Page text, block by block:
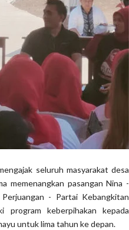
seluruh masyarakat desa
memenangkan pasangan Nina -
- Partai Kebangkitan
program keberpihakan kepada
untuk lima tahun ke depan.